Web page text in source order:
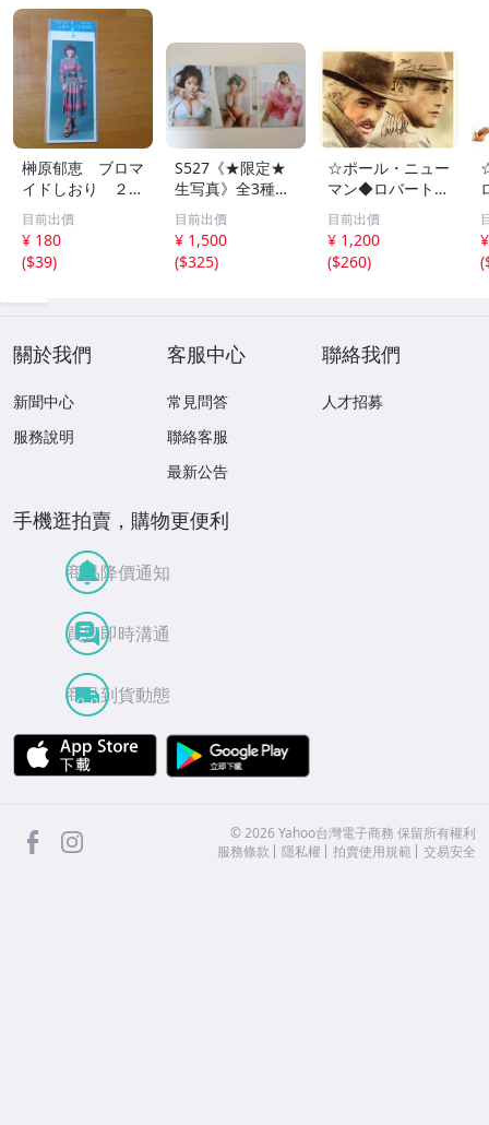
榊原郁恵 ブロマ
イドしおり ２枚
組 レトロ 送料
１１０円 未開封
目前出價
¥ 180
($39)
S527《★限定★
生写真》全3種セ
ット【井口裕香】
FLASH（フラッシ
ュ）2026年8月18
日・25日合併号
目前出價
¥ 1,500
($325)
☆ポール・ニュー
マン◆ロバート・
レッドフォード◆
サイン入り写真◆
30x20㎝☆
目前出價
¥ 1,200
($260)
(
關於我們
新聞中心
服務說明
客服中心
常見問答
聯絡客服
最新公告
聯絡我們
人才招募
手機逛拍賣，購物更便利
商品降價通知
買賣即時溝通
商品到貨動態
APP Store
facebook ©2026 Yahoo台灣電子商務 保留所有權利
服務條款
隱私權 拍賣使用規範 交易安全